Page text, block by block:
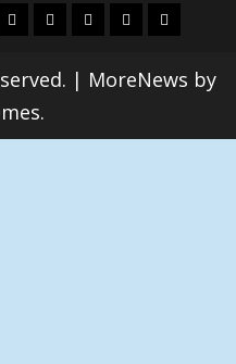
娛
影
劇
政
國
運
生
| MoreNews by